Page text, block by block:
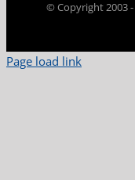
© Copyright 2003 -
Page load link